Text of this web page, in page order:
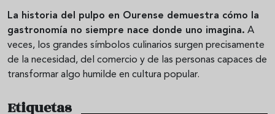
La historia del pulpo en Ourense demuestra cómo la
gastronomía no siempre nace donde uno imagina. A
veces, los grandes símbolos culinarios surgen precisamente
de la necesidad, del comercio y de las personas capaces de
transformar algo humilde en cultura popular.
Etiquetas